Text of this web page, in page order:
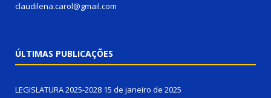
claudilena.carol@gmail.com
ÚLTIMAS PUBLICAÇÕES
LEGISLATURA 2025-2028 15 de janeiro de 2025